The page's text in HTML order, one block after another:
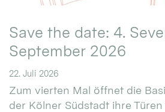
Save the date: 4.
September 2026
22. Juli 2026
Zum vierten Mal öffnet die
der Kölner Südstadt ihre